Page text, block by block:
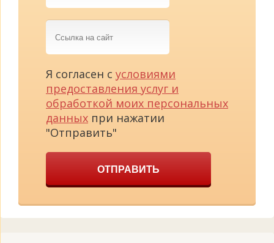
Ссылка
на
сайт
Я согласен с условиями
предоставления услуг и
обработкой моих персональных
данных при нажатии
"Отправить"
ОТПРАВИТЬ